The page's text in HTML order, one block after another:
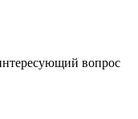
вопрос